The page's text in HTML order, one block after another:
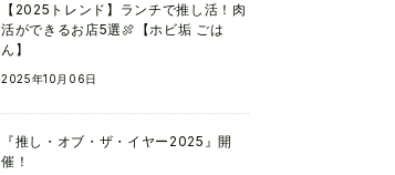
【2025トレンド】ランチで推し活！肉
活ができるお店5選🍖【ホビ垢 ごは
ん】
2025年10月06日
『推し・オブ・ザ・イヤー2025』開
催！